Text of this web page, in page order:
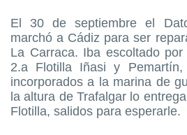
El 30 de septiembre el
marchó a Cádiz para ser
La Carraca. Iba escoltado
2.a Flotilla Iñasi y
incorporados a la marina de
la altura de Trafalgar lo
Flotilla, salidos para esperarle.